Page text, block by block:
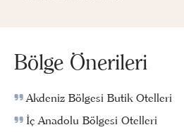
Bölge Önerileri
Akdeniz Bölgesi Butik Otelleri
İç Anadolu Bölgesi Otelleri